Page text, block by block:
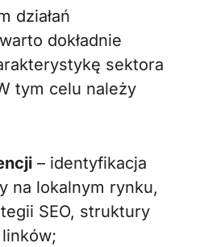
działań
dokładnie
sektora
tym celu należy
– identyfikacja
na lokalnym rynku,
SEO, struktury